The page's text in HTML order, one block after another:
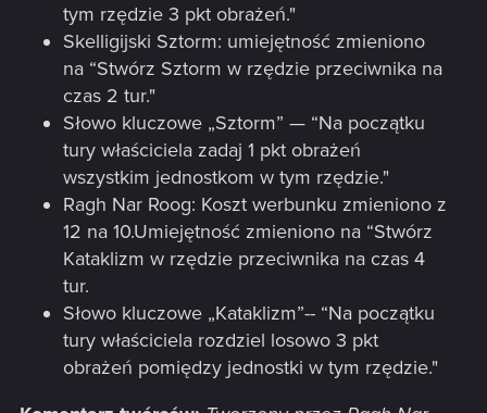
tym rzędzie 3 pkt obrażeń."
Skelligijski Sztorm: umiejętność zmieniono
na “Stwórz Sztorm w rzędzie przeciwnika na
czas 2 tur."
Słowo kluczowe „Sztorm” — “Na początku
tury właściciela zadaj 1 pkt obrażeń
wszystkim jednostkom w tym rzędzie."
Ragh Nar Roog: Koszt werbunku zmieniono z
12 na 10.Umiejętność zmieniono na “Stwórz
Kataklizm w rzędzie przeciwnika na czas 4
tur.
Słowo kluczowe „Kataklizm”-- “Na początku
tury właściciela rozdziel losowo 3 pkt
obrażeń pomiędzy jednostki w tym rzędzie."